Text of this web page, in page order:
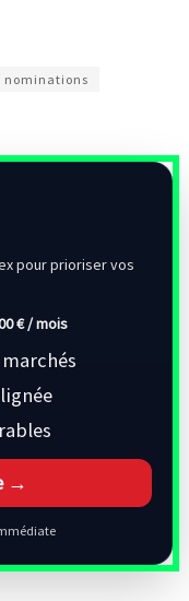
nominations
pour prioriser vos
€ / mois
→